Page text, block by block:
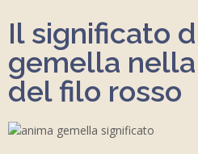
Il significato
gemella
del filo rosso